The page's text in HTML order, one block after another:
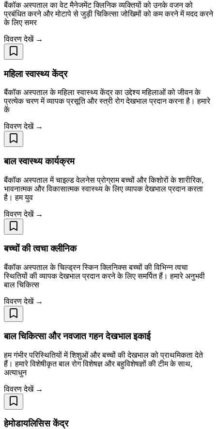
बैंकॉक अस्पताल का वेट मैनेजमेंट क्लिनिक व्यक्तियों को उनके वजन को
प्रबंधित करने और मोटापे से जुड़ी चिकित्सा जोखिमों को कम करने में मदद करने
के लिए समर
विवरण देखें →
महिला स्वास्थ्य केंद्र
बैंकॉक अस्पताल के महिला स्वास्थ्य केंद्र का उद्देश्य महिलाओं को जीवन के
प्रत्येक चरण में व्यापक प्रसूति और स्त्री रोग देखभाल प्रदान करना है। हमारे
कें
विवरण देखें →
बाल स्वास्थ्य कार्यक्रम
बैंकॉक अस्पताल में चाइल्ड वेलनेस प्रोग्राम बच्चों और किशोरों के शारीरिक,
भावनात्मक और विकासात्मक स्वास्थ्य के लिए व्यापक देखभाल प्रदान करता
है। हम युव
विवरण देखें →
बच्चों की त्वचा क्लीनिक
बैंकॉक अस्पताल के चिल्ड्रन स्किन क्लिनिक्स बच्चों की विभिन्न त्वचा
स्थितियों की व्यापक देखभाल प्रदान करने के लिए समर्पित हैं। हमारे अनुभवी
बाल चिकित्स
विवरण देखें →
बाल चिकित्सा और नवजात गहन देखभाल इकाई
हम गंभीर परिस्थितियों में शिशुओं और बच्चों की देखभाल को प्राथमिकता देते
हैं। हमारे विशेषीकृत बाल रोग विशेषज्ञ और बहुविशेषज्ञों की टीम के साथ,
अत्याधुन
विवरण देखें →
हेमोडायलिसिस केंद्र